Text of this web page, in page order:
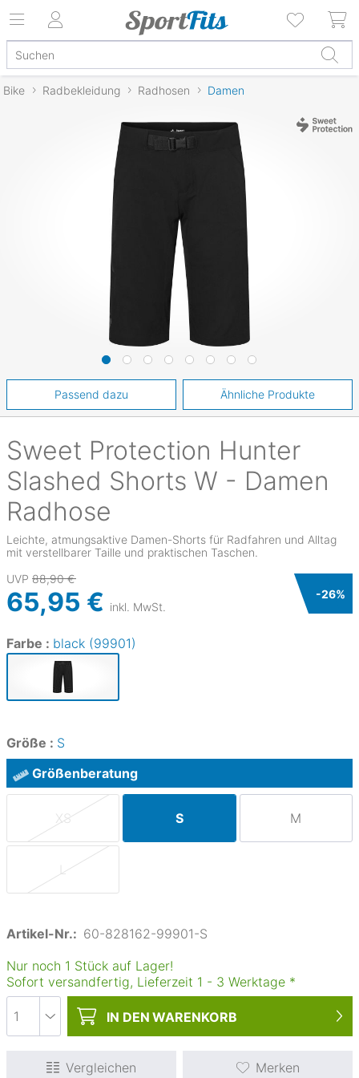
Bike Radbekleidung Radhosen Damen
Sweet Protection Hunter
Slashed Shorts W - Damen
Radhose
Leichte, atmungsaktive Damen-Shorts für Radfahren und Alltag
mit verstellbarer Taille und praktischen Taschen.
UVP 88,90 €
65,95 € inkl. MwSt.
-26%
Farbe : black (99901)
Größe : S
Größenberatung
XS S M
L
Artikel-Nr.: 60-828162-99901-S
Nur noch 1 Stück auf Lager!
Sofort versandfertig, Lieferzeit 1 - 3 Werktage *
IN DEN WARENKORB
Vergleichen Merken
Passend dazu Ähnliche Produkte